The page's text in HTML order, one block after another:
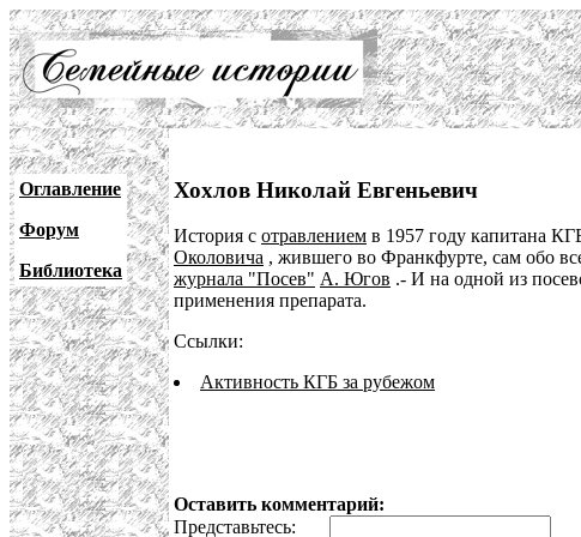
Оглавление
Форум
Библиотека
Хохлов Николай Евгеньевич
История с отравлением в 1957 году капитана
Околовича , жившего во Франкфурте, сам обо
журнала "Посев" А. Югов .- И на одной из
применения препарата.
Ссылки:
Активность КГБ за рубежом
Оставить комментарий:
Представьтесь: